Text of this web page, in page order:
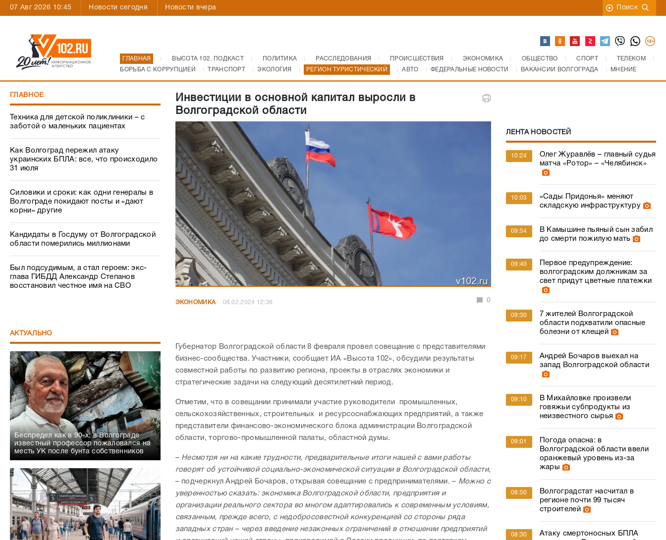
07 Авг 2026 10:45 Новости сегодня Новости вчера Поиск
ГЛАВНАЯ ВЫСОТА 102. ПОДКАСТ ПОЛИТИКА РАССЛЕДОВАНИЯ ПРОИСШЕСТВИЯ ЭКОНОМИКА ОБЩЕСТВО СПОРТ
ТЕЛЕКОМ
БОРЬБА С КОРРУПЦИЕЙ
ТРАНСПОРТ ЭКОЛОГИЯ РЕГИОН ТУРИСТИЧЕСКИЙ АВТО ФЕДЕРАЛЬНЫЕ НОВОСТИ ВАКАНСИИ ВОЛГОГРАДА МНЕНИЕ
ГЛАВНОЕ
Техника для детской поликлиники – с
заботой о маленьких пациентах
Как Волгоград пережил атаку
украинских БПЛА: все, что происходило
31 июля
Силовики и сроки: как одни генералы в
Волгограде покидают посты и «дают
корни» другие
Кандидаты в Госдуму от Волгоградской
области померились миллионами
Был подсудимым, а стал героем: экс-
глава ГИБДД Александр Степанов
восстановил честное имя на СВО
АКТУАЛЬНО
Беспредел как в 90-х: в Волгограде
известный профессор пожаловался на
месть УК после бунта собственников
Инвестиции в основной капитал выросли в
Волгоградской области
ЭКОНОМИКА 08.02.2024 12:36 0
Губернатор Волгоградской области 8 февраля провел совещание с представителями
бизнес-сообщества. Участники, сообщает ИА «Высота 102», обсудили результаты
совместной работы по развитию региона, проекты в отраслях экономики и
стратегические задачи на следующий десятилетний период.
Отметим, что в совещании принимали участие руководители промышленных,
сельскохозяйственных, строительных и ресурсоснабжающих предприятий, а также
представители финансово-экономического блока администрации Волгоградской
области, торгово-промышленной палаты, областной думы.
– Несмотря ни на какие трудности, предварительные итоги нашей с вами работы
говорят об устойчивой социально-экономической ситуации в Волгоградской области,
– подчеркнул Андрей Бочаров, открывая совещание с предпринимателями. – Можно с
уверенностью сказать: экономика Волгоградской области, предприятия и
организации реального сектора во многом адаптировались к современным условиям,
связанным, прежде всего, с недобросовестной конкуренцией со стороны ряда
западных стран – через введение незаконных ограничений в отношении предприятий
ЛЕНТА НОВОСТЕЙ
10:24
Олег Журавлёв – главный судья
матча «Ротор» – «Челябинск»
10:03
«Сады Придонья» меняют
складскую инфраструктуру
09:54
В Камышине пьяный сын забил
до смерти пожилую мать
09:40
Первое предупреждение:
волгоградским должникам за
свет придут цветные платежки
09:30
7 жителей Волгоградской
области подхватили опасные
болезни от клещей
09:17
Андрей Бочаров выехал на
запад Волгоградской области
09:10
В Михайловке произвели
говяжьи субпродукты из
неизвестного сырья
09:01
Погода опасна: в
Волгоградской области ввели
оранжевый уровень из-за
жары
08:50
Волгоградстат насчитал в
регионе почти 99 тысяч
строителей
08:30
Атаку смертоносных БПЛА